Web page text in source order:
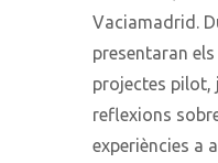
Vaciamadrid.
presentaran
projectes pilot,
reflexions
experiències a